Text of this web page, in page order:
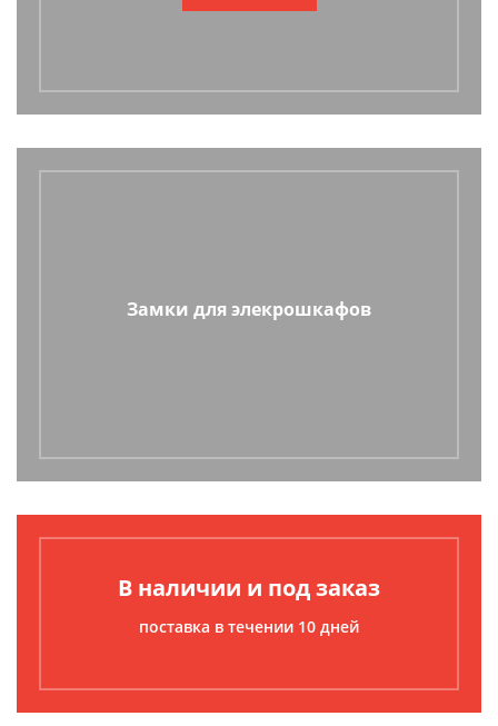
Замки для элекрошкафов
В наличии и под заказ
поставка в течении 10 дней